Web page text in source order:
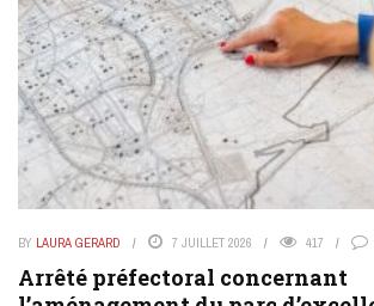
BY LAURA GERARD 7 JUILLET 2026 417
Arrêté préfectoral concernant